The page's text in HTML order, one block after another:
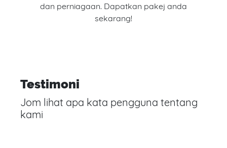
dan perniagaan. Dapatkan pakej anda
sekarang!
Testimoni
Jom lihat apa kata pengguna tentang
kami